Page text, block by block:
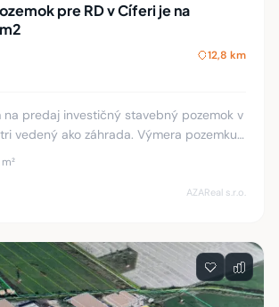
pre RD v Cíferi je na
12,8 km
na predaj investičný stavebný pozemok v
vedený ako záhrada. Výmera pozemku
je 11 m. Dĺžka 98 a 90 m. GPS- pred
AZAReal s.r.o.